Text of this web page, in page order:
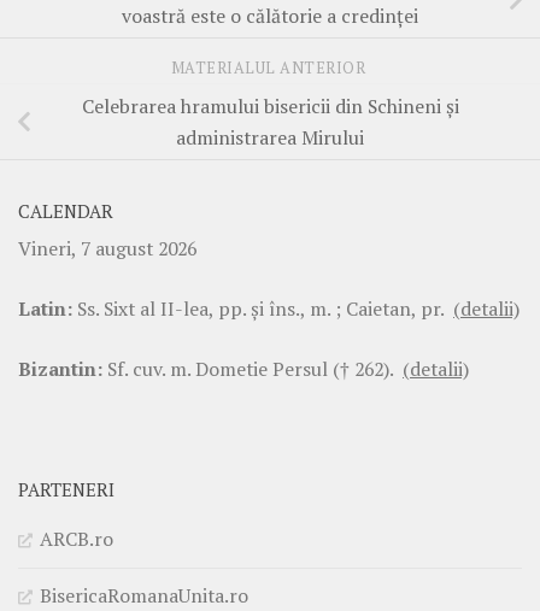
voastră este o călătorie a credinței
MATERIALUL ANTERIOR
Celebrarea hramului bisericii din Schineni și
administrarea Mirului
CALENDAR
Vineri, 7 august 2026
Latin: Ss. Sixt al II-lea, pp. şi îns., m. ; Caietan, pr. (detalii)
Bizantin: Sf. cuv. m. Dometie Persul († 262). (detalii)
PARTENERI
ARCB.ro
BisericaRomanaUnita.ro